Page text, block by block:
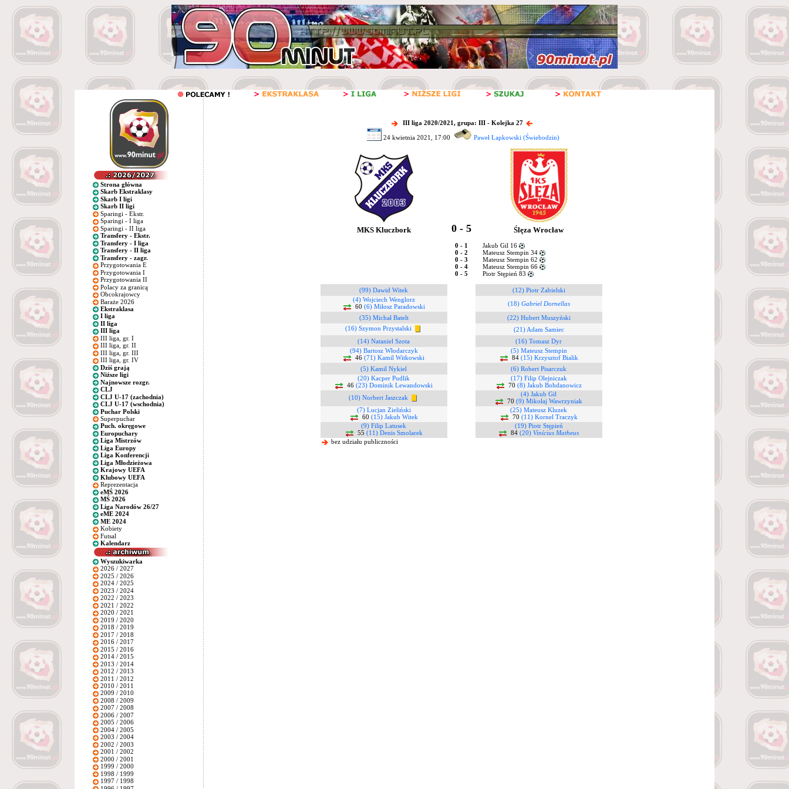
Strona główna
Skarb Ekstraklasy
Skarb I ligi
Skarb II ligi
Sparingi - Ekstr.
Sparingi - I liga
Sparingi - II liga
Transfery - Ekstr.
Transfery - I liga
Transfery - II liga
Transfery - zagr.
Przygotowania E
Przygotowania I
Przygotowania II
Polacy za granicą
Obcokrajowcy
Baraże 2026
Ekstraklasa
I liga
II liga
III liga
III liga, gr. I
III liga, gr. II
III liga, gr. III
III liga, gr. IV
Dziś grają
Niższe ligi
Najnowsze rozgr.
CLJ
CLJ U-17 (zachodnia)
CLJ U-17 (wschodnia)
Puchar Polski
Superpuchar
Puch. okręgowe
Europuchary
Liga Mistrzów
Liga Europy
Liga Konferencji
Liga Młodzieżowa
Krajowy UEFA
Klubowy UEFA
Reprezentacja
eMŚ 2026
MŚ 2026
Liga Narodów 26/27
eME 2024
ME 2024
Kobiety
Futsal
Kalendarz
Wyszukiwarka
2026 / 2027
2025 / 2026
2024 / 2025
2023 / 2024
2022 / 2023
2021 / 2022
2020 / 2021
2019 / 2020
2018 / 2019
2017 / 2018
2016 / 2017
2015 / 2016
2014 / 2015
2013 / 2014
2012 / 2013
2011 / 2012
2010 / 2011
2009 / 2010
2008 / 2009
2007 / 2008
2006 / 2007
2005 / 2006
2004 / 2005
2003 / 2004
2002 / 2003
2001 / 2002
2000 / 2001
1999 / 2000
1998 / 1999
1997 / 1998
III liga 2020/2021, grupa: III - Kolejka 27
24 kwietnia 2021, 17:00 Paweł Łapkowski (Świebodzin)
MKS Kluczbork 0 - 5 Ślęza Wrocław
0 - 1
Jakub Gil 16
0 - 2
Mateusz Stempin 34
0 - 3
Mateusz Stempin 62
0 - 4
Mateusz Stempin 66
0 - 5
Piotr Stępień 83
(99) Dawid Witek
(12) Piotr Zabielski
(4) Wojciech Wenglorz
60 (6) Miłosz Paradowski (18) Gabriel Dornellas
(35) Michał Batelt
(22) Hubert Muszyński
(16) Szymon Przystalski
(21) Adam Samiec
(14) Nataniel Szota
(16) Tomasz Dyr
(94) Bartosz Włodarczyk
46 (71) Kamil Witkowski
(5) Mateusz Stempin
84 (15) Krzysztof Bialik
(5) Kamil Nykiel
(6) Robert Pisarczuk
(20) Kacper Pudlik
46 (23) Dominik Lewandowski
(17) Filip Olejniczak
70 (8) Jakub Bohdanowicz
(10) Norbert Jaszczak
(4) Jakub Gil
70 (9) Mikołaj Wawrzyniak
(7) Lucjan Zieliński
60 (15) Jakub Witek
(25) Mateusz Kluzek
70 (11) Kornel Traczyk
(9) Filip Latusek
55 (11) Denis Smolarek
(19) Piotr Stępień
84 (20) Vinícius Matheus
bez udziału publiczności